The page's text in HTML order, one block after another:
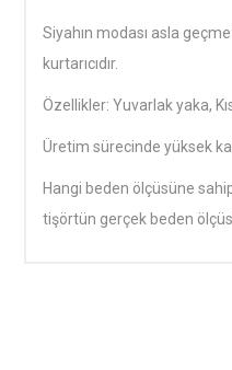
Siyahın modası asla
kurtarıcıdır.
Özellikler: Yuvarlak yaka,
Üretim sürecinde yüksek
Hangi beden ölçüsüne
tişörtün gerçek beden